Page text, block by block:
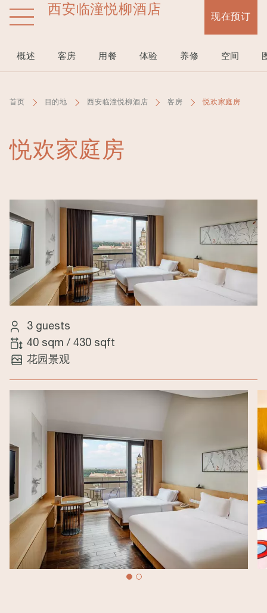
现在预订
首页 目的地 西安临潼悦柳酒店 客房 悦欢家庭房
西安临潼悦柳酒店
概述 客房 用餐 体验 养修 空间
悦欢家庭房
3 guests
40 sqm / 430 sqft
花园景观